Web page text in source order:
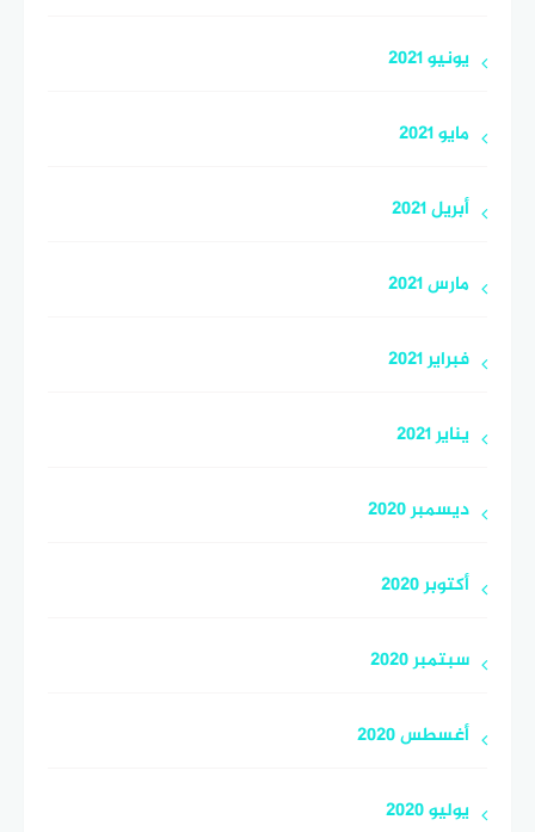
يونيو 2021
مايو 2021
أبريل 2021
مارس 2021
فبراير 2021
يناير 2021
ديسمبر 2020
أكتوبر 2020
سبتمبر 2020
أغسطس 2020
يوليو 2020